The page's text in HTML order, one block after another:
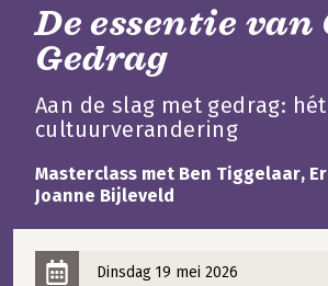
De essentie
Gedrag
Aan de slag met gedrag:
cultuurverandering
Masterclass met Ben Tiggelaar,
Joanne Bijleveld
Dinsdag 19 mei 2026